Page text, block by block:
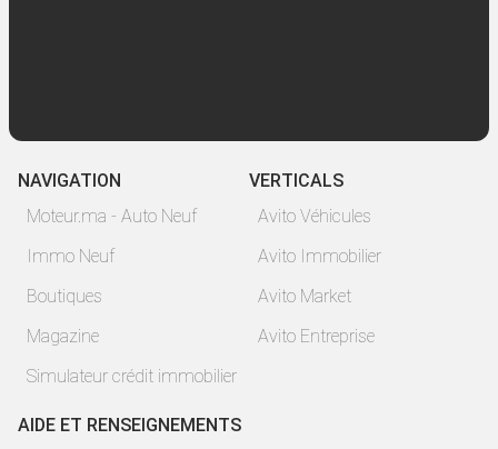
NAVIGATION
Moteur.ma - Auto Neuf
Immo Neuf
Boutiques
Magazine
Simulateur crédit immobilier
VERTICALS
Avito Véhicules
Avito Immobilier
Avito Market
Avito Entreprise
AIDE ET RENSEIGNEMENTS